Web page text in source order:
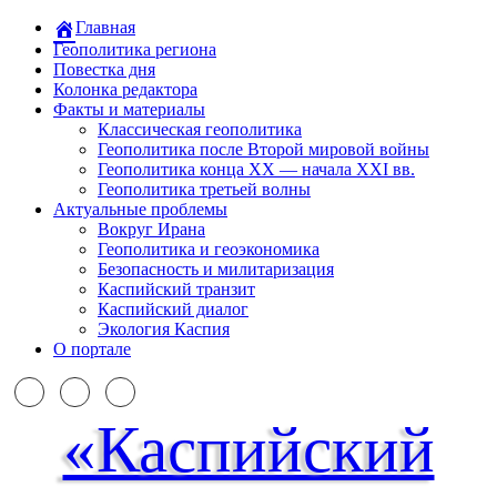
Главная
Геополитика региона
Повестка дня
Колонка редактора
Факты и материалы
Классическая геополитика
Геополитика после Второй мировой войны
Геополитика конца XX — начала XXI вв.
Геополитика третьей волны
Актуальные проблемы
Вокруг Ирана
Геополитика и геоэкономика
Безопасность и милитаризация
Каспийский транзит
Каспийский диалог
Экология Каспия
О портале
«Каспийский